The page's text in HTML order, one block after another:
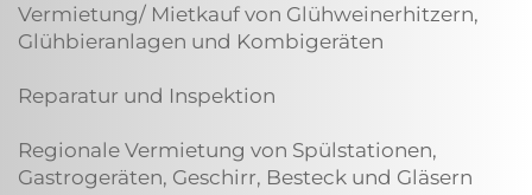
Vermietung/ Mietkauf von Glühweinerhitzern,
Glühbieranlagen und Kombigeräten
Reparatur und Inspektion
Regionale Vermietung von Spülstationen,
Gastrogeräten, Geschirr, Besteck und Gläsern